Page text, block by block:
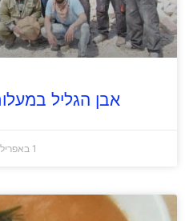
אבן הגליל
1 באפריל 2017